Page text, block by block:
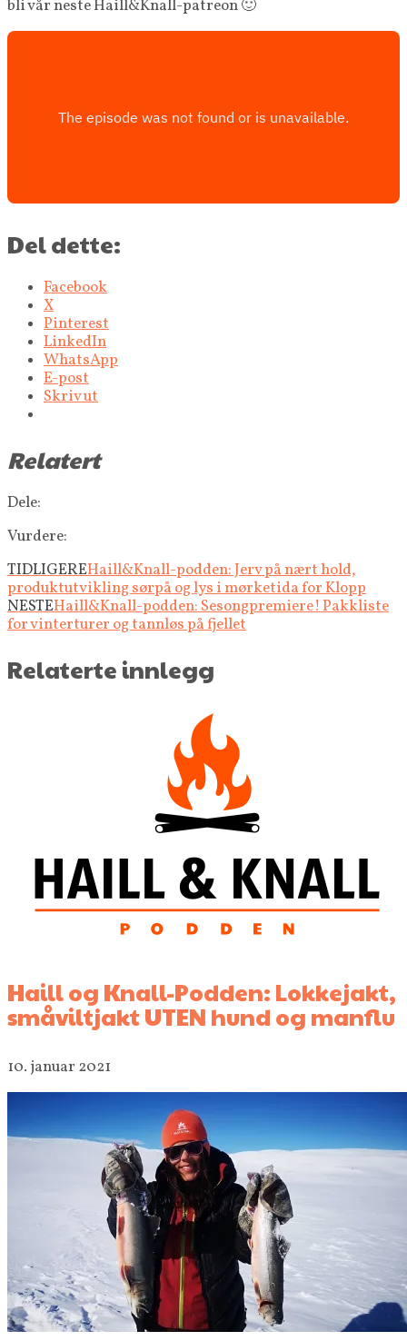
bli vår neste Haill&Knall-patreon 🙂
Del dette:
Facebook
X
Pinterest
LinkedIn
WhatsApp
E-post
Skriv ut
Relatert
Dele:
Vurdere:
TIDLIGEREHaill&Knall-podden: Jerv på nært hold,
produktutvikling sørpå og lys i mørketida for Klopp
NESTEHaill&Knall-podden: Sesongpremiere! Pakkliste
for vinterturer og tannløs på fjellet
Relaterte innlegg
Haill og Knall-Podden: Lokkejakt,
småviltjakt UTEN hund og manflu
10. januar 2021